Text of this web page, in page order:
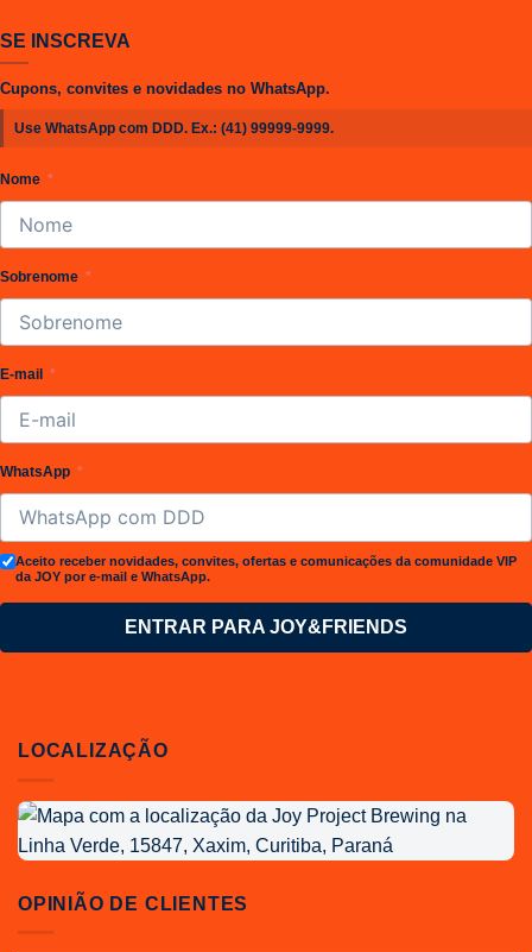
SE INSCREVA
Cupons, convites e novidades no WhatsApp.
Use WhatsApp com DDD. Ex.: (41) 99999-9999.
Nome
Sobrenome
E-mail
WhatsApp
Aceito receber novidades, convites, ofertas e comunicações da comunidade VIP
da JOY por e-mail e WhatsApp.
ENTRAR PARA JOY&FRIENDS
LOCALIZAÇÃO
Localização
da
Project
Brewing
OPINIÃO DE CLIENTES